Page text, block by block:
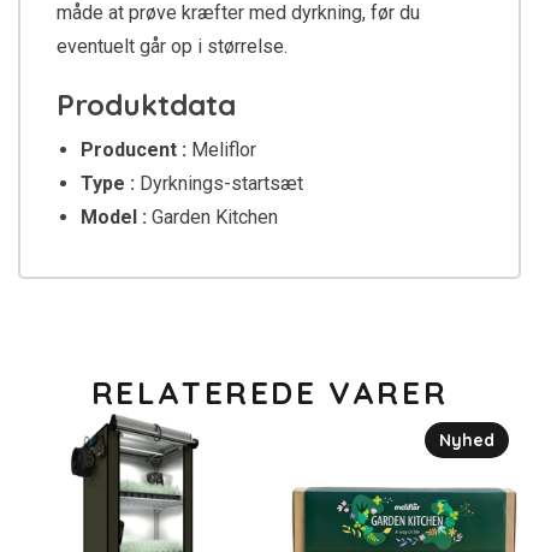
måde at prøve kræfter med dyrkning, før du
eventuelt går op i størrelse.
Produktdata
Producent : Meliflor
Type : Dyrknings-startsæt
Model : Garden Kitchen
RELATEREDE VARER
Nyhed